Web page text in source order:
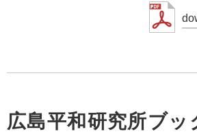
広島平和研究所ブッ